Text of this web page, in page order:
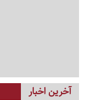
آخرین اخبار